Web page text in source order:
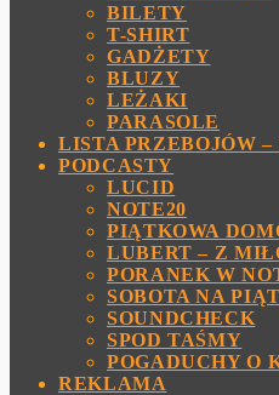
BILETY
T-SHIRT
GADŻETY
BLUZY
LEŻAKI
PARASOLE
LISTA PRZEBOJÓW –
PODCASTY
LUCID
NOTE20
PIĄTKOWA
LUBERT – Z
PORANEK W
SOBOTA NA
SOUNDCHECK
SPOD TAŚMY
POGADUCHY O
REKLAMA